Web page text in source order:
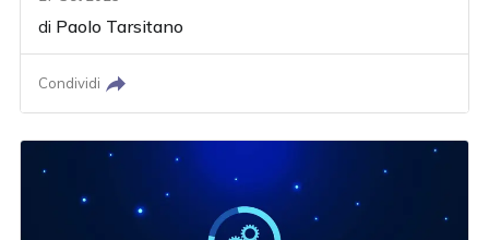
di Paolo Tarsitano
Condividi